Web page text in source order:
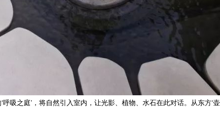
之庭’，将自然引入室内，让光影、植物、水石在此对话。从东方‘